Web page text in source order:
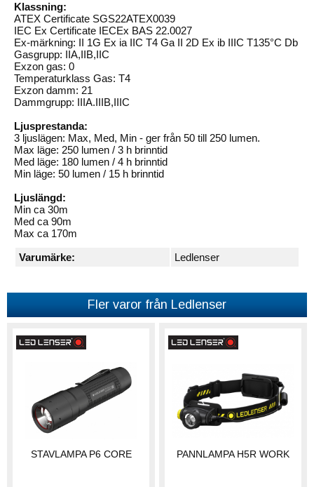
Klassning:
ATEX Certificate SGS22ATEX0039
IEC Ex Certificate IECEx BAS 22.0027
Ex-märkning: II 1G Ex ia IIC T4 Ga II 2D Ex ib IIIC T135°C Db
Gasgrupp: IIA,IIB,IIC
Exzon gas: 0
Temperaturklass Gas: T4
Exzon damm: 21
Dammgrupp: IIIA.IIIB,IIIC
Ljusprestanda:
3 ljuslägen: Max, Med, Min - ger från 50 till 250 lumen.
Max läge: 250 lumen / 3 h brinntid
Med läge: 180 lumen / 4 h brinntid
Min läge: 50 lumen / 15 h brinntid
Ljuslängd:
Min ca 30m
Med ca 90m
Max ca 170m
Varumärke:
Ledlenser
Fler varor från Ledlenser
STAVLAMPA P6 CORE PANNLAMPA H5R WORK